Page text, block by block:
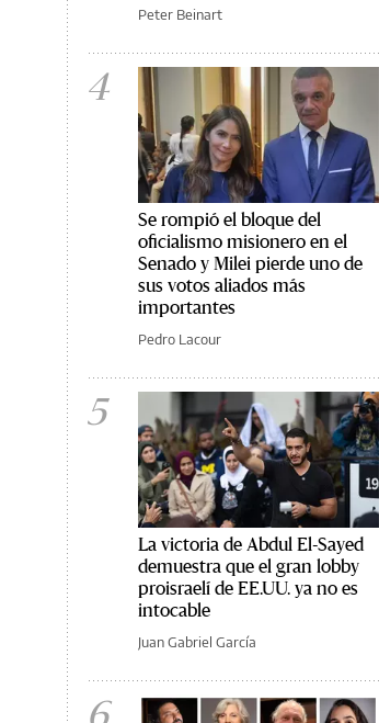
Peter Beinart
4
Se rompió el bloque del
oficialismo misionero en el
Senado y Milei pierde uno de
sus votos aliados más
importantes
Pedro Lacour
5
La victoria de Abdul El-Sayed
demuestra que el gran lobby
proisraelí de EE.UU. ya no es
intocable
Juan Gabriel García
6